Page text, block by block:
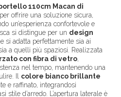
110cm Macan di
offrire una soluzione sicura,
un’esperienza confortevole e
si distingue per un design
si adatta perfettamente sia ai
a quelli più spaziosi. Realizzata
con fibra di vetro,
nel tempo, mantenendo una
Il colore bianco brillante
e raffinato, integrandosi
stile d’arredo. L’apertura laterale è